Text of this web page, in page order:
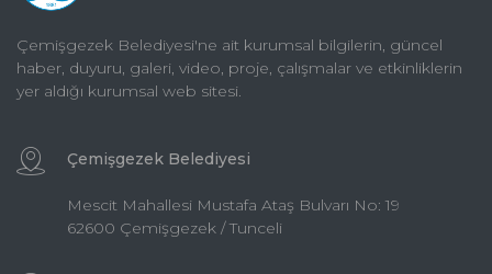
Çemişgezek Belediyesi'ne ait kurumsal bilgilerin, güncel
haber, duyuru, galeri, video, proje, çalışmalar ve etkinliklerin
yer aldığı kurumsal web sitesi.
Çemişgezek Belediyesi
Mescit Mahallesi Mustafa Ataş Bulvarı No: 19
62600 Çemişgezek / Tunceli